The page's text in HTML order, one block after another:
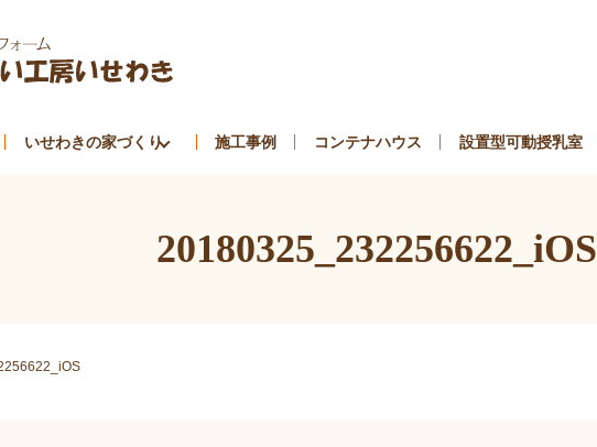
いせわきの家づくり 施工事例 コンテナハウス 設置型可動授乳室
20180325_232256622_iOS